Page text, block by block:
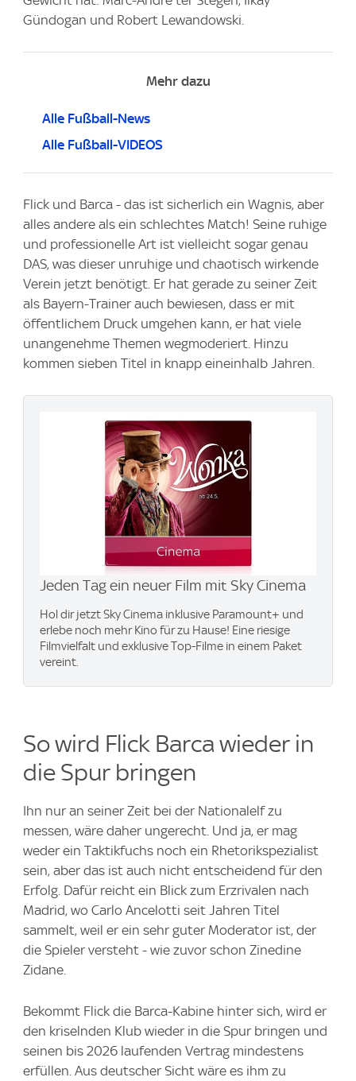
Gündogan und Robert Lewandowski.
Mehr dazu
Alle Fußball-News
Alle Fußball-VIDEOS
Flick und Barca - das ist sicherlich ein Wagnis, aber
alles andere als ein schlechtes Match! Seine ruhige
und professionelle Art ist vielleicht sogar genau
DAS, was dieser unruhige und chaotisch wirkende
Verein jetzt benötigt. Er hat gerade zu seiner Zeit
als Bayern-Trainer auch bewiesen, dass er mit
öffentlichem Druck umgehen kann, er hat viele
unangenehme Themen wegmoderiert. Hinzu
kommen sieben Titel in knapp eineinhalb Jahren.
Jeden Tag ein neuer Film mit Sky Cinema
Hol dir jetzt Sky Cinema inklusive Paramount+ und
erlebe noch mehr Kino für zu Hause! Eine riesige
Filmvielfalt und exklusive Top-Filme in einem Paket
vereint.
So wird Flick Barca wieder in
die Spur bringen
Ihn nur an seiner Zeit bei der Nationalelf zu
messen, wäre daher ungerecht. Und ja, er mag
weder ein Taktikfuchs noch ein Rhetorikspezialist
sein, aber das ist auch nicht entscheidend für den
Erfolg. Dafür reicht ein Blick zum Erzrivalen nach
Madrid, wo Carlo Ancelotti seit Jahren Titel
sammelt, weil er ein sehr guter Moderator ist, der
die Spieler versteht - wie zuvor schon Zinedine
Zidane.
Bekommt Flick die Barca-Kabine hinter sich, wird er
den kriselnden Klub wieder in die Spur bringen und
seinen bis 2026 laufenden Vertrag mindestens
erfüllen. Aus deutscher Sicht wäre es ihm zu